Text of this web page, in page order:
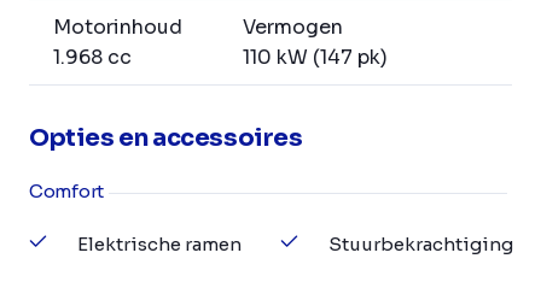
Motorinhoud
1.968 cc
Vermogen
110 kW (147 pk)
Opties en accessoires
Comfort
Elektrische ramen Stuurbekrachtiging